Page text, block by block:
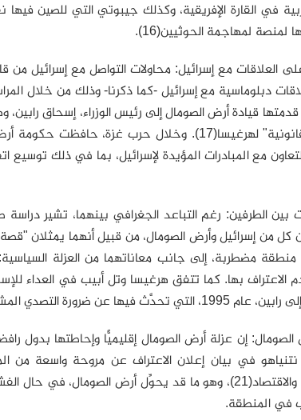
في القارة الإفريقية، وكذلك جيبوتي التي للصين
لمنصة لمهاجمة الحوثيين(16).
على العلاقات مع إسرائيل: محاولات التواصل مع إسرائيل
دبلوماسية مع إسرائيل -كما ذكرنا- وذلك من خلال
قدمتها قيادة أرض الصومال إلى رئيس الوزراء، إسحاق
"المطالب القانونية" لهرغيسا(17). وخلال حرب
بين الطرفين: رغم التباعد الجغرافي بينهما، تشير
مضطربة، إلى جانب معاناتهما من العزلة
الاعتراف بها. كما تتفق هرغيسا وتل أبيب في العداء
ضرورة التصدي المشترك للإسلاموية في المنطقة(20).
الصومال: إن عزلة أرض الصومال إقليميًّا وإحاطتها بدول
في بيان إعلان الاعتراف عن مروحة واسعة من
والتكنولوجيا والاقتصاد(21)، وهو ما قد يحوِّل أرض
في المنطقة.